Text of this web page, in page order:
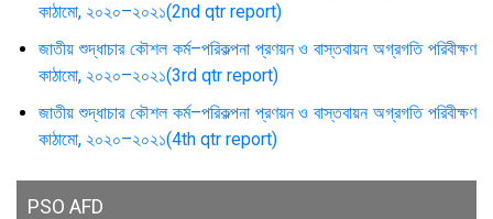
কাঠামো, ২০২০–২০২১(2nd qtr report)
জাতীয় শুদ্ধাচার কৌশল কর্ম–পরিকল্পনা প্রণয়ন ও বাস্তবায়ন অগ্রগতি পরিবীক্ষণ
কাঠামো, ২০২০–২০২১(3rd qtr report)
জাতীয় শুদ্ধাচার কৌশল কর্ম–পরিকল্পনা প্রণয়ন ও বাস্তবায়ন অগ্রগতি পরিবীক্ষণ
কাঠামো, ২০২০–২০২১(4th qtr report)
PSO AFD